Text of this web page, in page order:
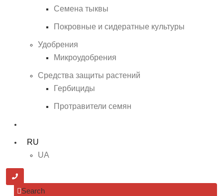
Семена тыквы
Покровные и сидератные культуры
Удобрения
Микроудобрения
Средства защиты растений
Гербициды
Протравители семян
RU
UA
Search